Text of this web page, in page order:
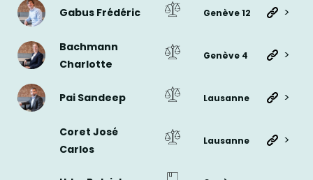
Gabus Frédéric Genève 12 >
Bachmann
Charlotte
Genève 4 >
Pai Sandeep Lausanne >
Coret José
Carlos
Lausanne >